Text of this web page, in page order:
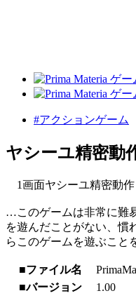
#アクションゲーム
ヤシーユ精密動
1画面ヤシーユ精密動作
…このゲームは非常に難
を遊んだことがない、慣
らこのゲームを遊ぶこと
■ファイル名
■バージョン
1.00